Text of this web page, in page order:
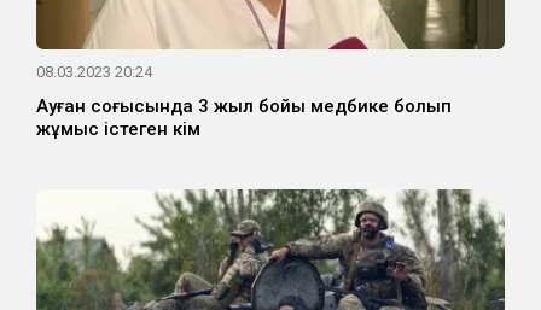
08.03.2023 20:24
Ауған соғысында 3 жыл бойы медбике болып
жұмыс істеген кім